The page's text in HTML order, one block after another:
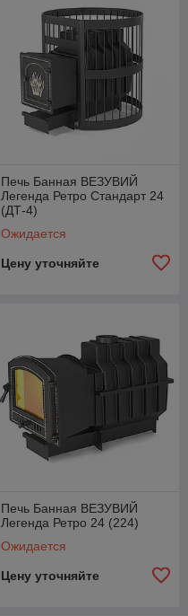
Печь Банная ВЕЗУВИЙ
Легенда Ретро Стандарт 24
(ДТ-4)
Ожидается
Цену уточняйте
Печь Банная ВЕЗУВИЙ
Легенда Ретро 24 (224)
Ожидается
Цену уточняйте